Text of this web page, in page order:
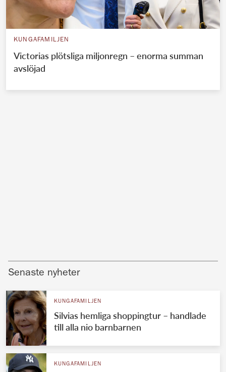
KUNGAFAMILJEN
Victorias plötsliga miljonregn – enorma summan
avslöjad
Senaste nyheter
KUNGAFAMILJEN
Silvias hemliga shoppingtur – handlade
till alla nio barnbarnen
KUNGAFAMILJEN